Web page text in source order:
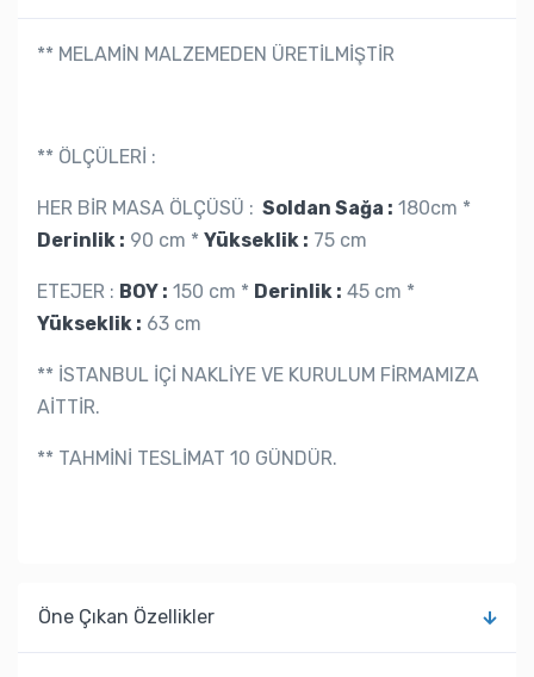
** MELAMİN MALZEMEDEN ÜRETİLMİŞTİR
** ÖLÇÜLERİ :
HER BİR MASA ÖLÇÜSÜ : Soldan Sağa : 180cm *
Derinlik : 90 cm * Yükseklik : 75 cm
ETEJER : BOY : 150 cm * Derinlik : 45 cm *
Yükseklik : 63 cm
** İSTANBUL İÇİ NAKLİYE VE KURULUM FİRMAMIZA
AİTTİR.
** TAHMİNİ TESLİMAT 10 GÜNDÜR.
Öne Çıkan Özellikler